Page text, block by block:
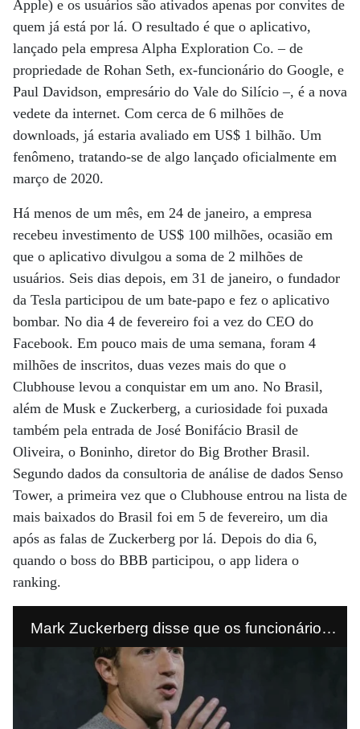
Apple) e os usuários são ativados apenas por convites de
quem já está por lá. O resultado é que o aplicativo,
lançado pela empresa Alpha Exploration Co. – de
propriedade de Rohan Seth, ex-funcionário do Google, e
Paul Davidson, empresário do Vale do Silício –, é a nova
vedete da internet. Com cerca de 6 milhões de
downloads, já estaria avaliado em US$ 1 bilhão. Um
fenômeno, tratando-se de algo lançado oficialmente em
março de 2020.
Há menos de um mês, em 24 de janeiro, a empresa
recebeu investimento de US$ 100 milhões, ocasião em
que o aplicativo divulgou a soma de 2 milhões de
usuários. Seis dias depois, em 31 de janeiro, o fundador
da Tesla participou de um bate-papo e fez o aplicativo
bombar. No dia 4 de fevereiro foi a vez do CEO do
Facebook. Em pouco mais de uma semana, foram 4
milhões de inscritos, duas vezes mais do que o
Clubhouse levou a conquistar em um ano. No Brasil,
além de Musk e Zuckerberg, a curiosidade foi puxada
também pela entrada de José Bonifácio Brasil de
Oliveira, o Boninho, diretor do Big Brother Brasil.
Segundo dados da consultoria de análise de dados Senso
Tower, a primeira vez que o Clubhouse entrou na lista de
mais baixados do Brasil foi em 5 de fevereiro, um dia
após as falas de Zuckerberg por lá. Depois do dia 6,
quando o boss do BBB participou, o app lidera o
ranking.
Mark Zuckerberg disse que os funcionários
da Meta que trabalham ou trabalharam
presencialmente têm um desempenho
superior.